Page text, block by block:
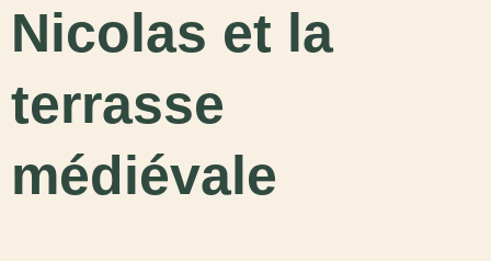
Nicolas et la
terrasse
médiévale